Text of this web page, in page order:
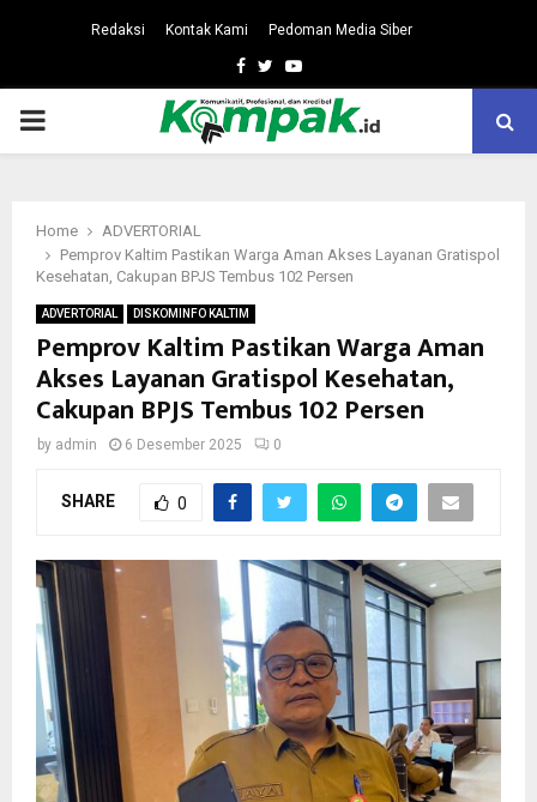
Redaksi Kontak Kami Pedoman Media Siber
Facebook
TwitterYoutube
PRIMARY
Home
ADVERTORIAL
Pemprov Kaltim Pastikan Warga Aman Akses Layanan Gratispol
Kesehatan, Cakupan BPJS Tembus 102 Persen
ADVERTORIAL DISKOMINFO KALTIM
Pemprov Kaltim Pastikan Warga Aman
Akses Layanan Gratispol Kesehatan,
Cakupan BPJS Tembus 102 Persen
by admin 6 Desember 2025 0
SHARE 0